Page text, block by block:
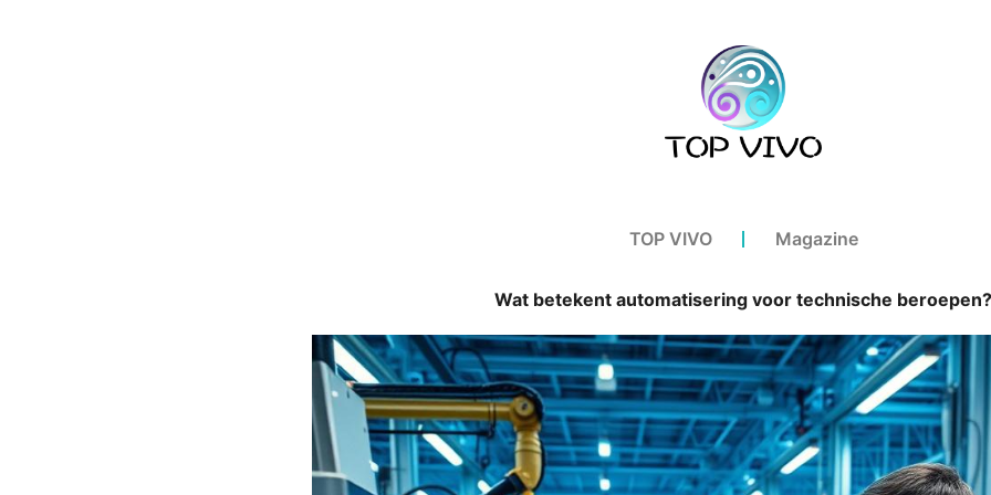
TOP VIVO Magazine
Wat betekent automatisering voor technische beroepen?